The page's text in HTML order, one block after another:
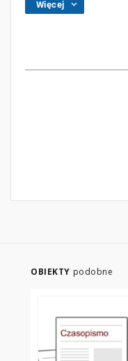
Więcej
OBIEKTY podobne